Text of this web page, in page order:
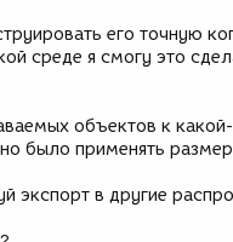
его точную
среде я смогу это
объектов к
было применять
экспорт в другие